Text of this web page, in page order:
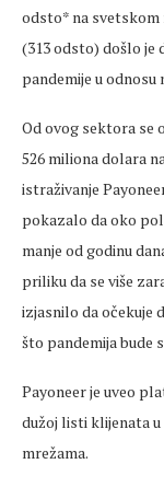
odsto* na svetskom
(313 odsto) došlo je
pandemije u odnosu
Od ovog sektora se
526 miliona dolara
istraživanje
pokazalo da oko
manje od godinu
priliku da se više
izjasnilo da očekuje
što pandemija bude
Payoneer je uveo
dužoj listi klijenata
mrežama.